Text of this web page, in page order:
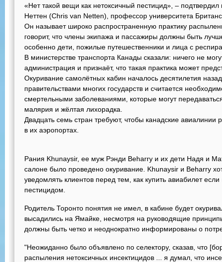
«Нет такой вещи как нетоксичный пестицид», –
Неттен (Chris van Netten), профессор университета
Он называет широко распространенную практику
говорит, что члены экипажа и пассажиры должны быть
особенно дети, пожилые путешественники и лица с
В министерстве транспорта Канады сказали: ничего не
администрация и признаёт, что такая практика может
Окуривание самолётных кабин началось десятилетия
правительствами многих государств и считается
смертельными заболеваниями, которые могут
малярия и жёлтая лихорадка.
Двадцать семь стран требуют, чтобы канадские
в их аэропортах.
Рания Khunaysir, ее муж Рэнди Beharry и их дети Надя и
салоне было проведено окуривание. Khunaysir и Beharry
уведомлять клиентов перед тем, как купить авиабилет
пестицидом.
Родитель Торонто понятия не имел, в кабине будет
высадились на Ямайке, несмотря на руководящие
должны быть четко и неоднократно информированы о
"Неожиданно было объявлено по селектору, сказав, что
распыления нетоксичных инсектицидов ... я думал, что